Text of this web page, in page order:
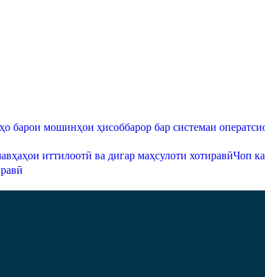
барои мошинҳои ҳисоббарор бар системаи
Чоп